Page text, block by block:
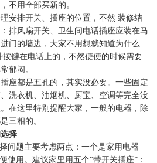
不用全部买新的。
排开关、插座的位置，不然 装修结
排风扇开关、卫生间电话插座应装在马
门的墙边，大家不用想就知道为什么
按键在电话上的，不然便便的时候需要
郁闷。
都是五孔的，其实没必要。一些固定
洗衣机、油烟机、厨宝、空调等完全没
在这里特别提醒大家，一般的电器，除
三相的。
择
问题主要考虑两点：一个是家用电器
使用。建议家里用五个“带开关插座” ：